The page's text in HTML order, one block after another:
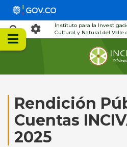
Instituto para la
Cultural y Natural del Valle
Rendición
Cuentas
2025